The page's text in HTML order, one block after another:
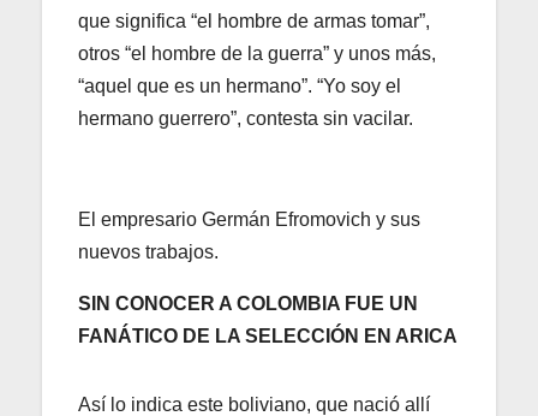
que significa “el hombre de armas tomar”,
otros “el hombre de la guerra” y unos más,
“aquel que es un hermano”. “Yo soy el
hermano guerrero”, contesta sin vacilar.
El empresario Germán Efromovich y sus
nuevos trabajos.
SIN CONOCER A COLOMBIA FUE UN
FANÁTICO DE LA SELECCIÓN EN ARICA
Así lo indica este boliviano, que nació allí